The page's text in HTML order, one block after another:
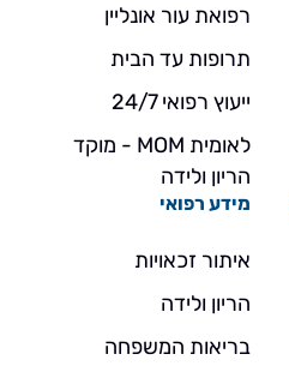
רפואת עור אונליין
תרופות עד הבית
ייעוץ רפואי 24/7
לאומית MOM - מוקד
הריון ולידה
מידע רפואי
איתור זכאויות
הריון ולידה
בריאות המשפחה